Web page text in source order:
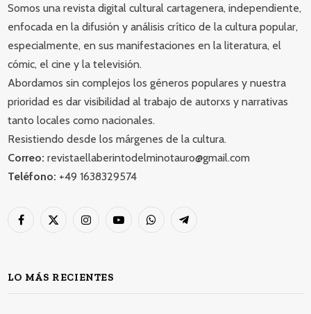
Somos una revista digital cultural cartagenera, independiente,
enfocada en la difusión y análisis crítico de la cultura popular,
especialmente, en sus manifestaciones en la literatura, el
cómic, el cine y la televisión.
Abordamos sin complejos los géneros populares y nuestra
prioridad es dar visibilidad al trabajo de autorxs y narrativas
tanto locales como nacionales.
Resistiendo desde los márgenes de la cultura.
Correo: revistaellaberintodelminotauro@gmail.com
Teléfono: +49 1638329574
Facebook
X
InstagramYouTubeWhatsAppTelegram
LO MÁS RECIENTES